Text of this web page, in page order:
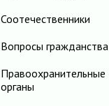
Соотечественники
Вопросы гражданства
Правоохранительные
органы